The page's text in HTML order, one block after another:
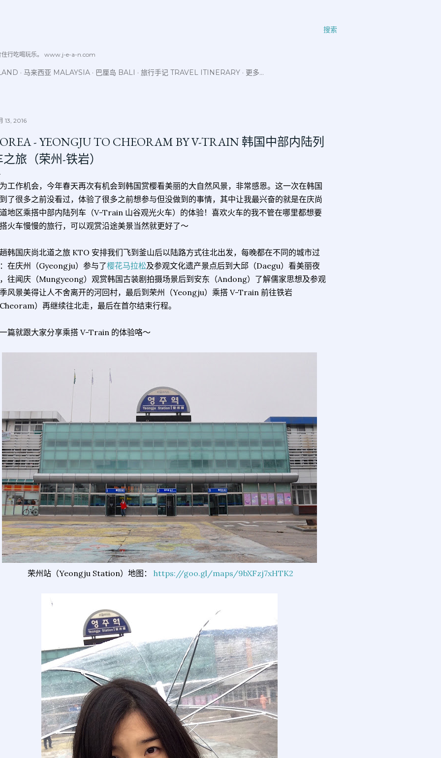
搜索
住行吃喝玩乐。 www.j-e-a-n.com
马来西亚 MALAYSIA 巴厘岛 BALI 旅行手记 TRAVEL ITINERARY 更多…
13, 2016
- YEONGJU TO CHEORAM BY V-TRAIN 韩国中部内陆列
旅（荣州-铁岩）
工作机会，今年春天再次有机会到韩国赏樱看美丽的大自然风景，非常感恩。这一次在韩国
了很多之前没看过，体验了很多之前想参与但没做到的事情，其中让我最兴奋的就是在庆尚
地区乘搭中部内陆列车（V-Train 山谷观光火车）的体验！喜欢火车的我不管在哪里都想要
火车慢慢的旅行，可以观赏沿途美景当然就更好了～
韩国庆尚北道之旅 KTO 安排我们飞到釜山后以陆路方式往北出发，每晚都在不同的城市过
在庆州（Gyeongju）参与了樱花马拉松及参观文化遗产景点后到大邱（Daegu）看美丽夜
往闻庆（Mungyeong）观赏韩国古装剧拍摄场景后到安东（Andong）了解儒家思想及参观
风景美得让人不舍离开的河回村，最后到荣州（Yeongju）乘搭 V-Train 前往铁岩
）再继续往北走，最后在首尔结束行程。
篇就跟大家分享乘搭 V-Train 的体验咯～
荣州站（Yeongju Station）地图： https://goo.gl/maps/9bXFzj7xHTK2